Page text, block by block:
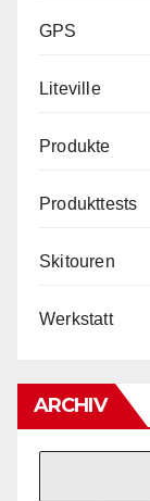
GPS
Liteville
Produkte
Produkttests
Skitouren
Werkstatt
ARCHIV